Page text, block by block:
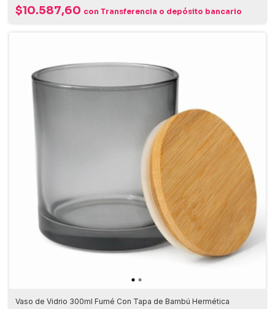
$10.587,60 con Transferencia o depósito bancario
Vaso de Vidrio 300ml Fumé Con Tapa de Bambú Hermética